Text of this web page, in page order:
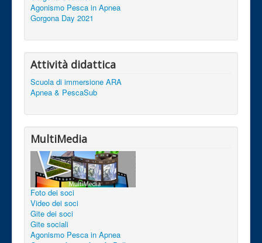
Agonismo Pesca in Apnea
Gorgona Day 2021
Attività didattica
Scuola di immersione ARA
Apnea & PescaSub
MultiMedia
Foto dei soci
Video dei soci
Gite dei soci
Gite sociali
Agonismo Pesca in Apnea